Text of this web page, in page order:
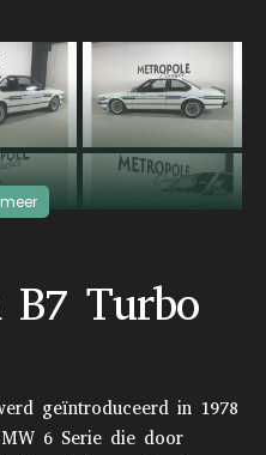
›
Turbo
geïntroduceerd in 1978
6 Serie die door